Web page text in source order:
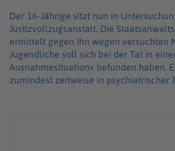
Der 16-Jährige sitzt nun in
Justizvollzugsanstalt. Die
ermittelt gegen ihn wegen versuchten
Jugendliche soll sich bei der Tat in
Ausnahmesituation» befunden haben.
zumindest zeitweise in psychiatrischer